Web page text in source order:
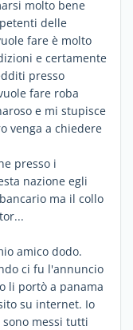
molto bene
delle
fare è molto
e certamente
presso
fare roba
e mi stupisce
venga a chiedere
presso i
nazione egli
ma il collo
amico dodo.
ci fu l'annuncio
li portò a panama
su internet. Io
messi tutti